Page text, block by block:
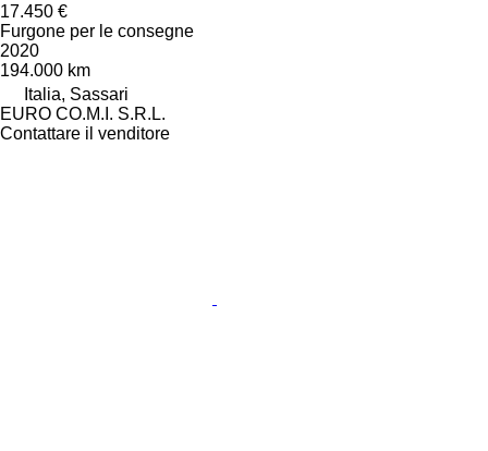
17.450 €
Furgone per le consegne
2020
194.000 km
Italia, Sassari
EURO CO.M.I. S.R.L.
Contattare il venditore